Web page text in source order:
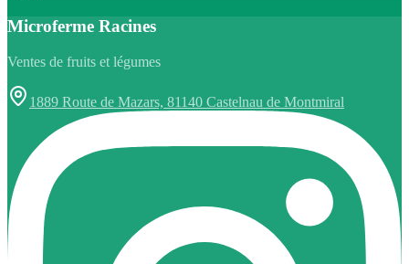
Microferme Racines
Ventes de fruits et légumes
1889 Route de Mazars, 81140 Castelnau de Montmiral